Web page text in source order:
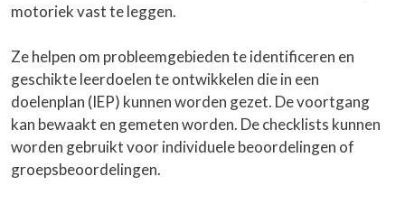
motoriek vast te leggen.
Ze helpen om probleemgebieden te identificeren en
geschikte leerdoelen te ontwikkelen die in een
doelenplan (IEP) kunnen worden gezet. De voortgang
kan bewaakt en gemeten worden. De checklists kunnen
worden gebruikt voor individuele beoordelingen of
groepsbeoordelingen.